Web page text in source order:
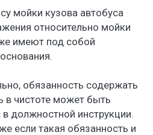
мойки кузова автобуса
относительно мойки
имеют под собой
обязанность содержать
в чистоте может быть
в должностной инструкции.
если такая обязанность и